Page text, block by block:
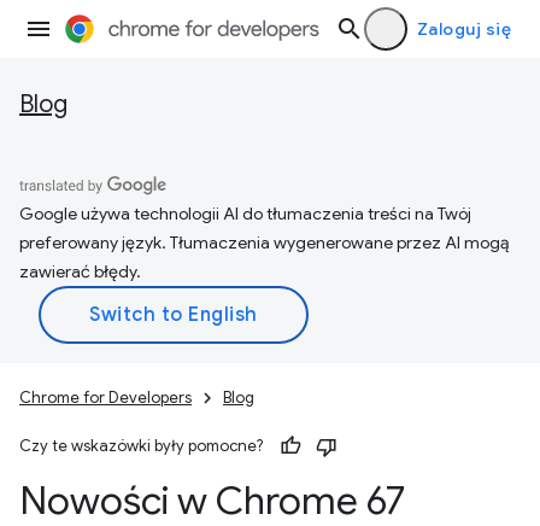
Zaloguj się
Blog
Google używa technologii AI do tłumaczenia treści na Twój
preferowany język. Tłumaczenia wygenerowane przez AI mogą
zawierać błędy.
Chrome for Developers Blog
Czy te wskazówki były pomocne?
Nowości w Chrome 67